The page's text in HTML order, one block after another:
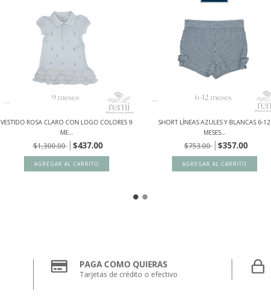
VESTIDO ROSA CLARO CON LOGO COLORES 9
ME...
$1,300.00 $437.00
SHORT LÍNEAS AZULES Y BLANCAS 6-12
MESES...
$753.00 $357.00
PAGA COMO QUIERAS
Tarjetas de crédito o efectivo